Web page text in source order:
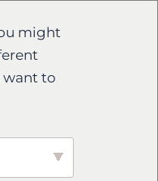
might
want to